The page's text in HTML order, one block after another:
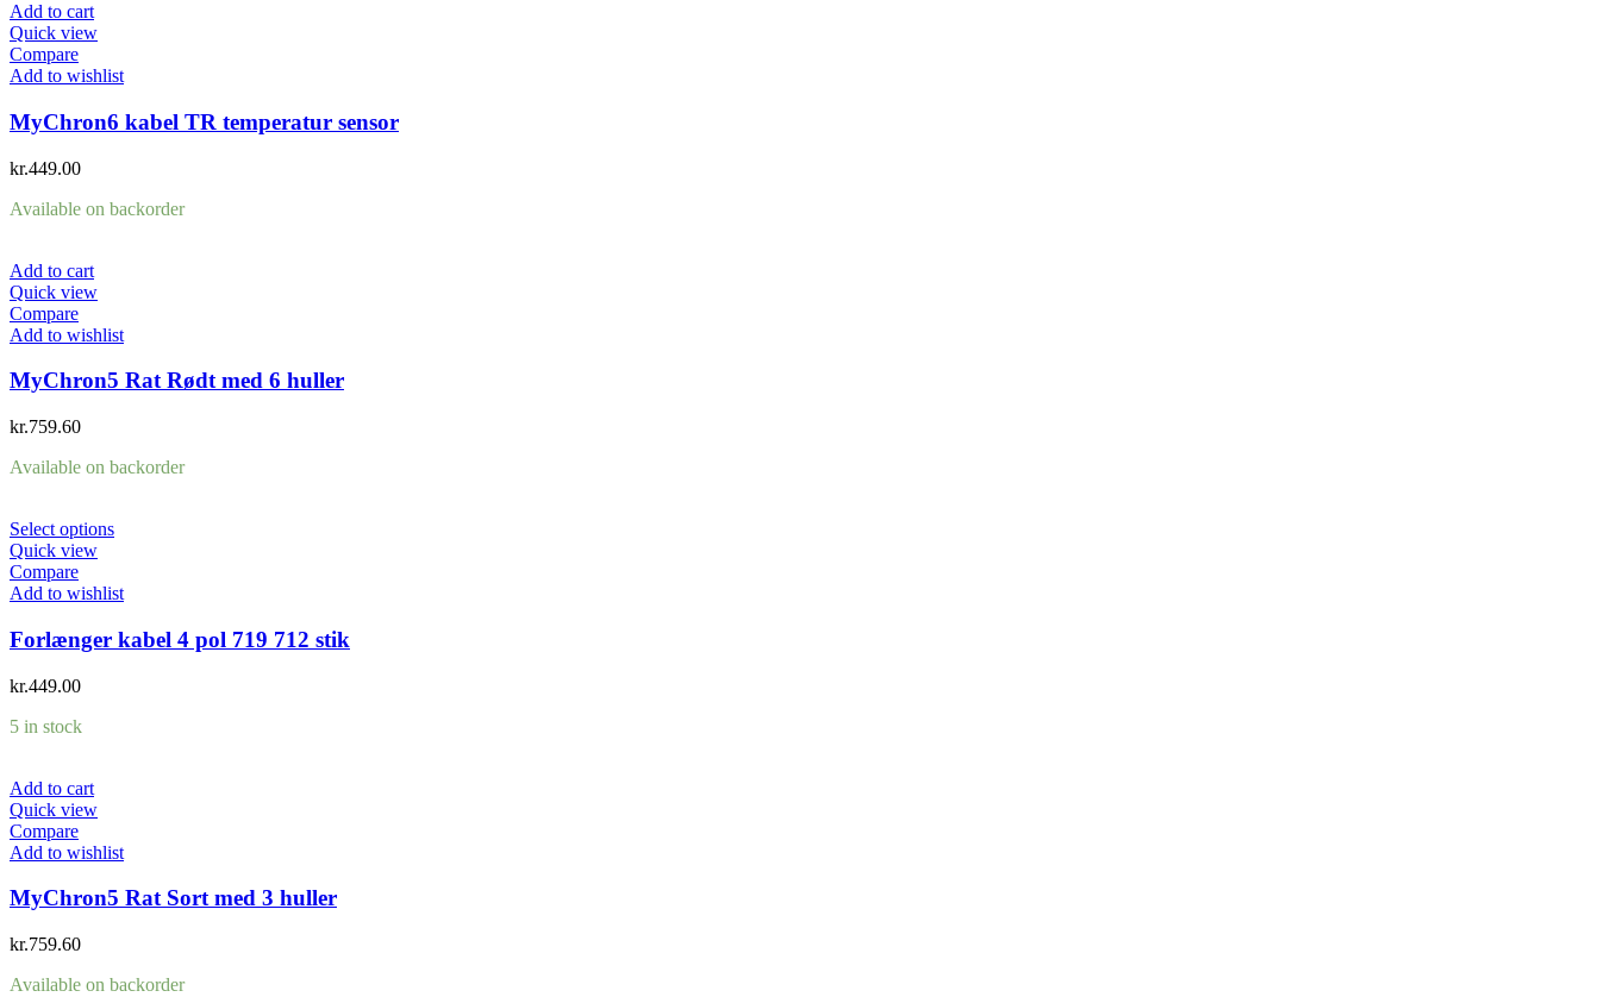
Add to cart
Quick view
Compare
Add to wishlist
MyChron6 kabel TR temperatur sensor
kr.449.00
Available on backorder
Add to cart
Quick view
Compare
Add to wishlist
MyChron5 Rat Rødt med 6 huller
kr.759.60
Available on backorder
Select options
Quick view
Compare
Add to wishlist
Forlænger kabel 4 pol 719 712 stik
kr.449.00
5 in stock
Add to cart
Quick view
Compare
Add to wishlist
MyChron5 Rat Sort med 3 huller
kr.759.60
Available on backorder